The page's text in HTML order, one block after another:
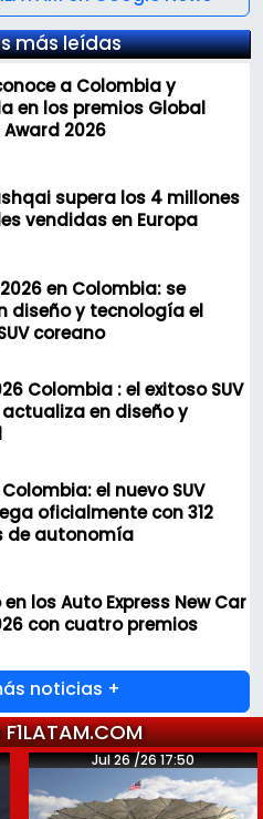
más leídas
a Colombia y
en los premios Global
2026
supera los 4 millones
vendidas en Europa
en Colombia: se
diseño y tecnología el
coreano
Colombia : el exitoso SUV
en diseño y
Colombia: el nuevo SUV
oficialmente con 312
de autonomía
los Auto Express New Car
con cuatro premios
noticias +
Jul 26 /26 17:50